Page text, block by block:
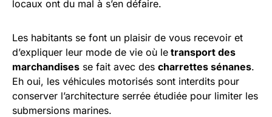
locaux ont du mal à s’en défaire.
Les habitants se font un plaisir de vous recevoir et
d’expliquer leur mode de vie où le transport des
marchandises se fait avec des charrettes sénanes.
Eh oui, les véhicules motorisés sont interdits pour
conserver l’architecture serrée étudiée pour limiter les
submersions marines.